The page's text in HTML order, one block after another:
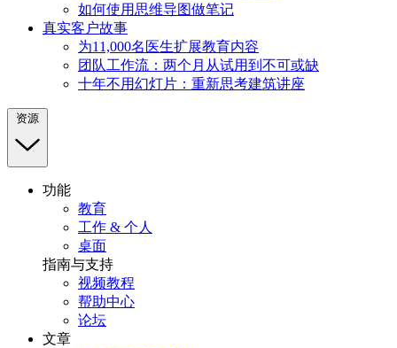
如何使用思维导图做笔记
真实客户故事
为11,000名医生扩展教育内容
团队工作流：两个月从试用到不可或缺
十年不用幻灯片：重新思考建筑讲座
资源
功能
教育
工作 & 个人
桌面
指南与支持
视频教程
帮助中心
论坛
文章